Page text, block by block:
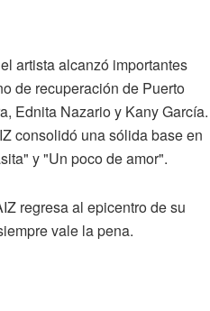
artista alcanzó importantes
de recuperación de Puerto
Ednita Nazario y Kany García.
consolidó una sólida base en
y "Un poco de amor".
regresa al epicentro de su
vale la pena.